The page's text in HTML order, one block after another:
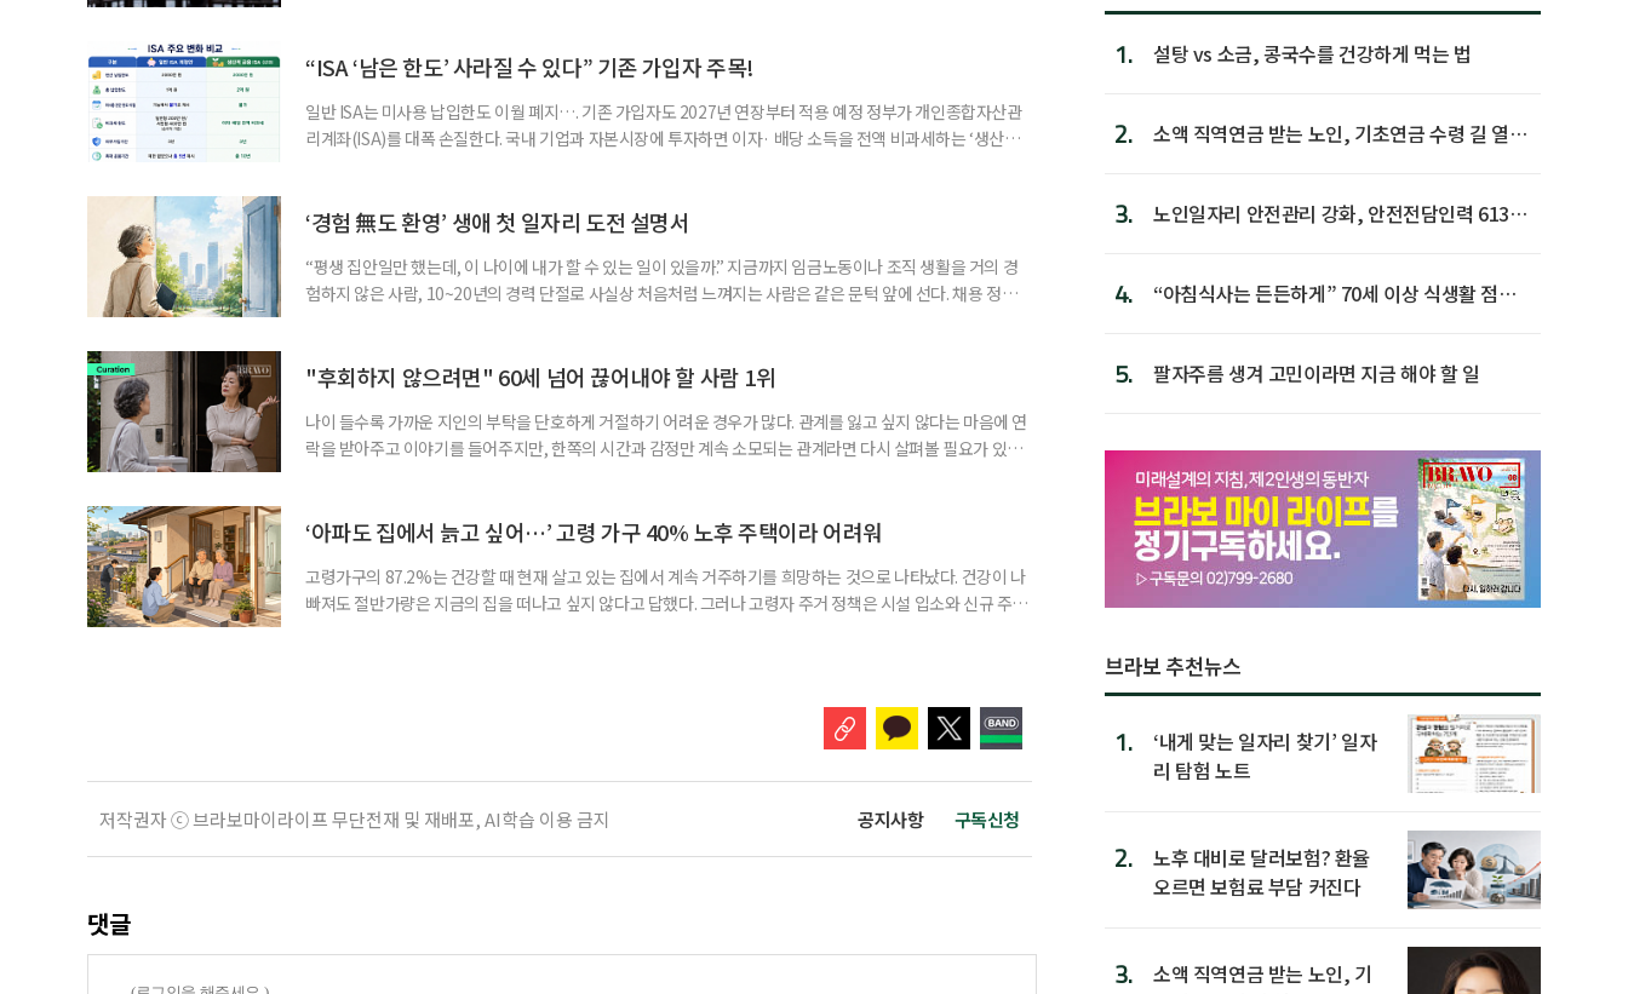
부가 각자 집 한 채씩을 보유하면 한 세대가 두 채를 가진 것으로 보지만, 실제 이혼해 주거와 생계를 분
“ISA ‘남은 한도’ 사라질 수 있다” 기존 가입자 주목!
일반 ISA는 미사용 납입한도 이월 폐지…. 기존 가입자도 2027년 연장부터 적용 예정 정부가 개인종합자산관
리계좌(ISA)를 대폭 손질한다. 국내 기업과 자본시장에 투자하면 이자· 배당 소득을 전액 비과세하는 ‘생산적
기 때문이다. 지난 3일 발표된 세제개편안이 국회 통과 후 그대로 시행된다면 법 시행 전 본
‘경험 無도 환영’ 생애 첫 일자리 도전 설명서
“평생 집안일만 했는데, 이 나이에 내가 할 수 있는 일이 있을까.” 지금까지 임금노동이나 조직 생활을 거의 경
험하지 않은 사람, 10~20년의 경력 단절로 사실상 처음처럼 느껴지는 사람은 같은 문턱 앞에 선다. 채용 정보를
경험이 풍부한 고령자는 중요한 국가 자원이다. 박경하 한국노인인력개발원 선임연구위
"후회하지 않으려면" 60세 넘어 끊어내야 할 사람 1위
나이 들수록 가까운 지인의 부탁을 단호하게 거절하기 어려운 경우가 많다. 관계를 잃고 싶지 않다는 마음에 연
락을 받아주고 이야기를 들어주지만, 한쪽의 시간과 감정만 계속 소모되는 관계라면 다시 살펴볼 필요가 있다.
게 여기며, 거절하는 순간 태도를 바꾸는 행동도 건강한 관계와는 거리가 멀다. 믿고 털어놓은 개인사나 약점을
‘아파도 집에서 늙고 싶어…’ 고령 가구 40% 노후 주택이라 어려워
고령가구의 87.2%는 건강할 때 현재 살고 있는 집에서 계속 거주하기를 희망하는 것으로 나타났다. 건강이 나
빠져도 절반가량은 지금의 집을 떠나고 싶지 않다고 답했다. 그러나 고령자 주거 정책은 시설 입소와 신규 주택
저작권자 ⓒ 브라보마이라이프 무단전재 및 재배포, AI학습 이용 금지 공지사항 구독신청
댓글
1. 설탕 vs 소금, 콩국수를 건강하게 먹는 법
2.
소액 직역연금 받는 노인, 기초연금 수령 길 열린
3.
노인일자리 안전관리 강화, 안전전담인력 613명
4.
“아침식사는 든든하게” 70세 이상 식생활 점수
5. 팔자주름 생겨 고민이라면 지금 해야 할 일
브라보 추천뉴스
1.
‘내게 맞는 일자리 찾기’ 일자
리 탐험 노트
2.
노후 대비로 달러보험? 환율
오르면 보험료 부담 커진다
3.
소액 직역연금 받는 노인, 기